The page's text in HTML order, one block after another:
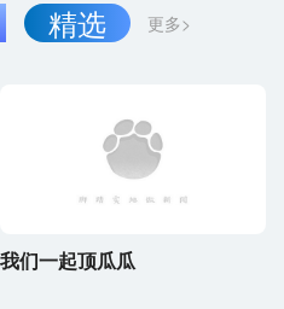
更多>
精选
我们一起顶瓜瓜